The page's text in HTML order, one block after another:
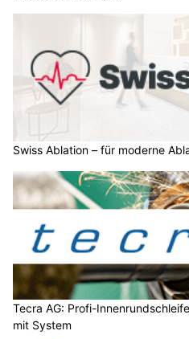
Swiss Ablation – für moderne
Tecra AG: Profi-
mit System